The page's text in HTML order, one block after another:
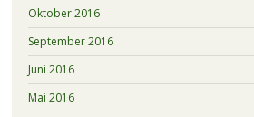
Oktober 2016
September 2016
Juni 2016
Mai 2016